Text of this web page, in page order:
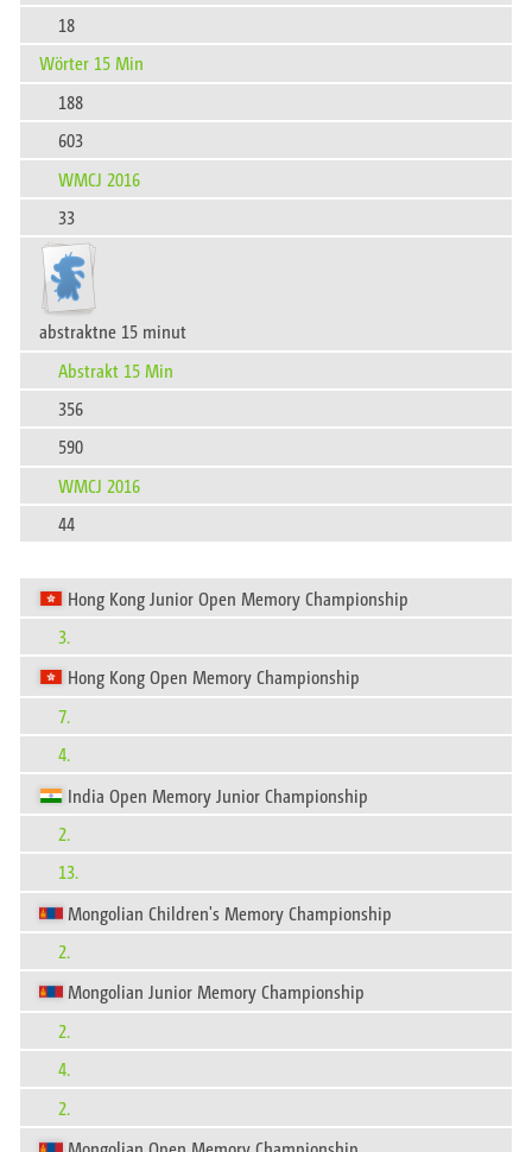
18
Wörter 15 Min
188
603
WMCJ 2016
33
abstraktne 15 minut
Abstrakt 15 Min
356
590
WMCJ 2016
44
Hong Kong Junior Open Memory Championship
3.
Hong Kong Open Memory Championship
7.
4.
India Open Memory Junior Championship
2.
13.
Mongolian Children's Memory Championship
2.
Mongolian Junior Memory Championship
2.
4.
2.